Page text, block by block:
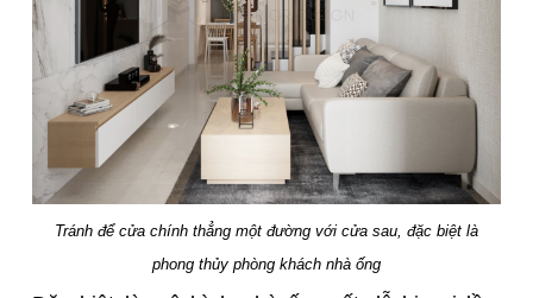
Tránh để cửa chính thẳng một đường với cửa sau, đặc biệt là
phong thủy phòng khách nhà ống